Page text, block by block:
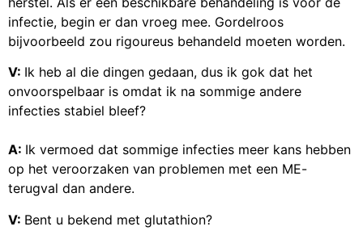
infectie, begin er dan vroeg mee. Gordelroos
bijvoorbeeld zou rigoureus behandeld moeten worden.
V: Ik heb al die dingen gedaan, dus ik gok dat het
onvoorspelbaar is omdat ik na sommige andere
infecties stabiel bleef?
A: Ik vermoed dat sommige infecties meer kans hebben
op het veroorzaken van problemen met een ME-
terugval dan andere.
V: Bent u bekend met glutathion?